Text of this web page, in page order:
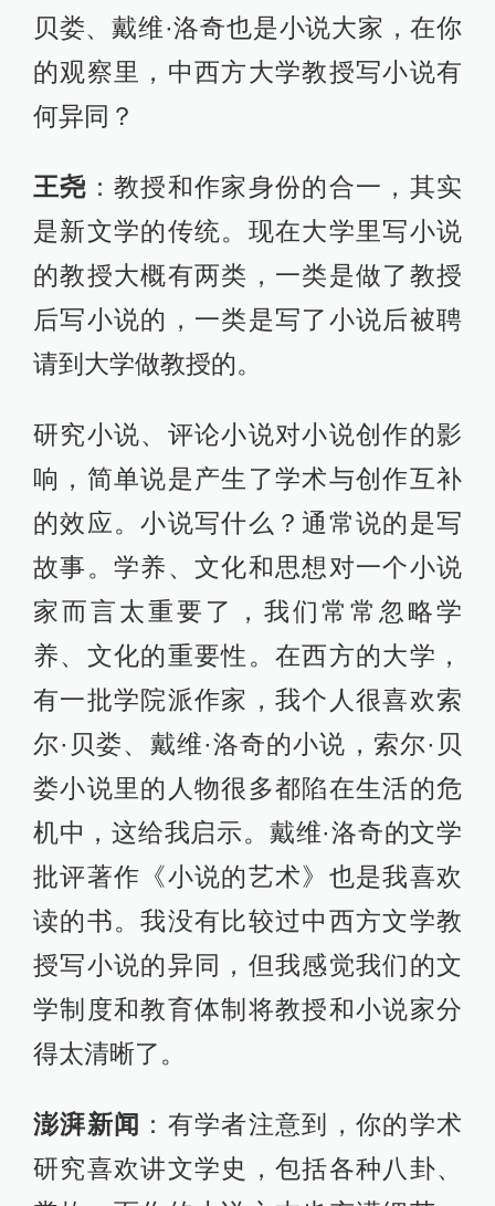
贝娄、戴维·洛奇也是小说大家，在你
的观察里，中西方大学教授写小说有
何异同？
王尧 ：教授和作家身份的合一，其实
是新文学的传统。现在大学里写小说
的教授大概有两类，一类是做了教授
后写小说的，一类是写了小说后被聘
请到大学做教授的。
研究小说、评论小说对小说创作的影
响，简单说是产生了学术与创作互补
的效应。小说写什么？通常说的是写
故事。学养、文化和思想对一个小说
家而言太重要了，我们常常忽略学
养、文化的重要性。在西方的大学，
有一批学院派作家，我个人很喜欢索
尔·贝娄、戴维·洛奇的小说，索尔·贝
娄小说里的人物很多都陷在生活的危
机中，这给我启示。戴维·洛奇的文学
批评著作《小说的艺术》也是我喜欢
读的书。我没有比较过中西方文学教
授写小说的异同，但我感觉我们的文
学制度和教育体制将教授和小说家分
得太清晰了。
澎湃新闻 ：有学者注意到，你的学术
研究喜欢讲文学史，包括各种八卦、